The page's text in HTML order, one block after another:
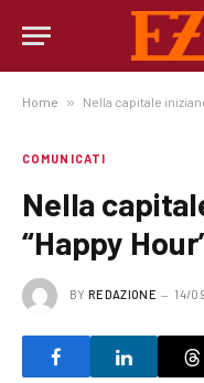
Home » Nella capitale
COMUNICATI
Nella
“Happy
BY REDAZIONE 14/